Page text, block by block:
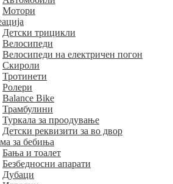
Мотори
Детски трицикли
Велосипеди
Велосипеди на електричен погон
Скироли
Тротинети
Ролери
Balance Bike
Трамбулини
Туркала за проодување
Детски реквизити за во двор
за бебиња
Бања и тоалет
Безбедносни апарати
Дубаци